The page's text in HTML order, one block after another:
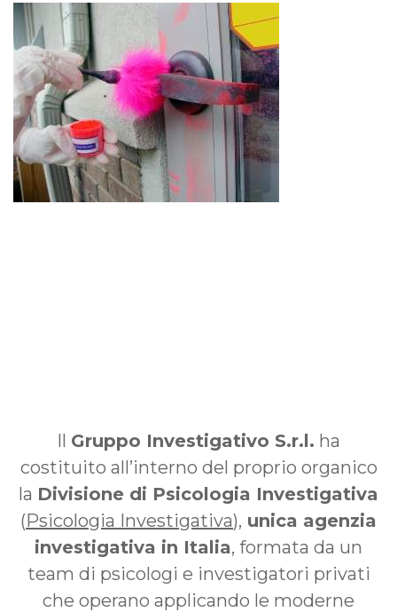
Il Gruppo Investigativo S.r.l. ha
costituito all’interno del proprio organico
la Divisione di Psicologia Investigativa
(Psicologia Investigativa), unica agenzia
investigativa in Italia, formata da un
team di psicologi e investigatori privati
che operano applicando le moderne